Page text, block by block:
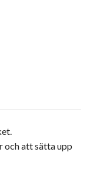
och att sätta upp